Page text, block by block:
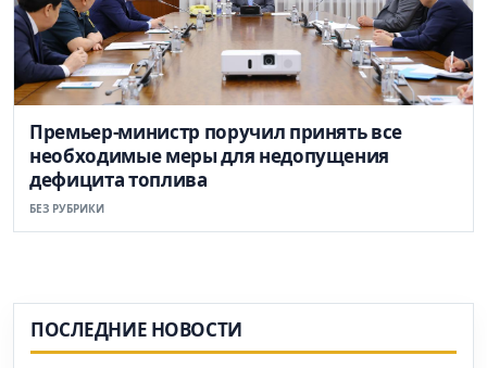
Премьер-министр поручил принять все
необходимые меры для недопущения
дефицита топлива
БЕЗ РУБРИКИ
ПОСЛЕДНИЕ НОВОСТИ